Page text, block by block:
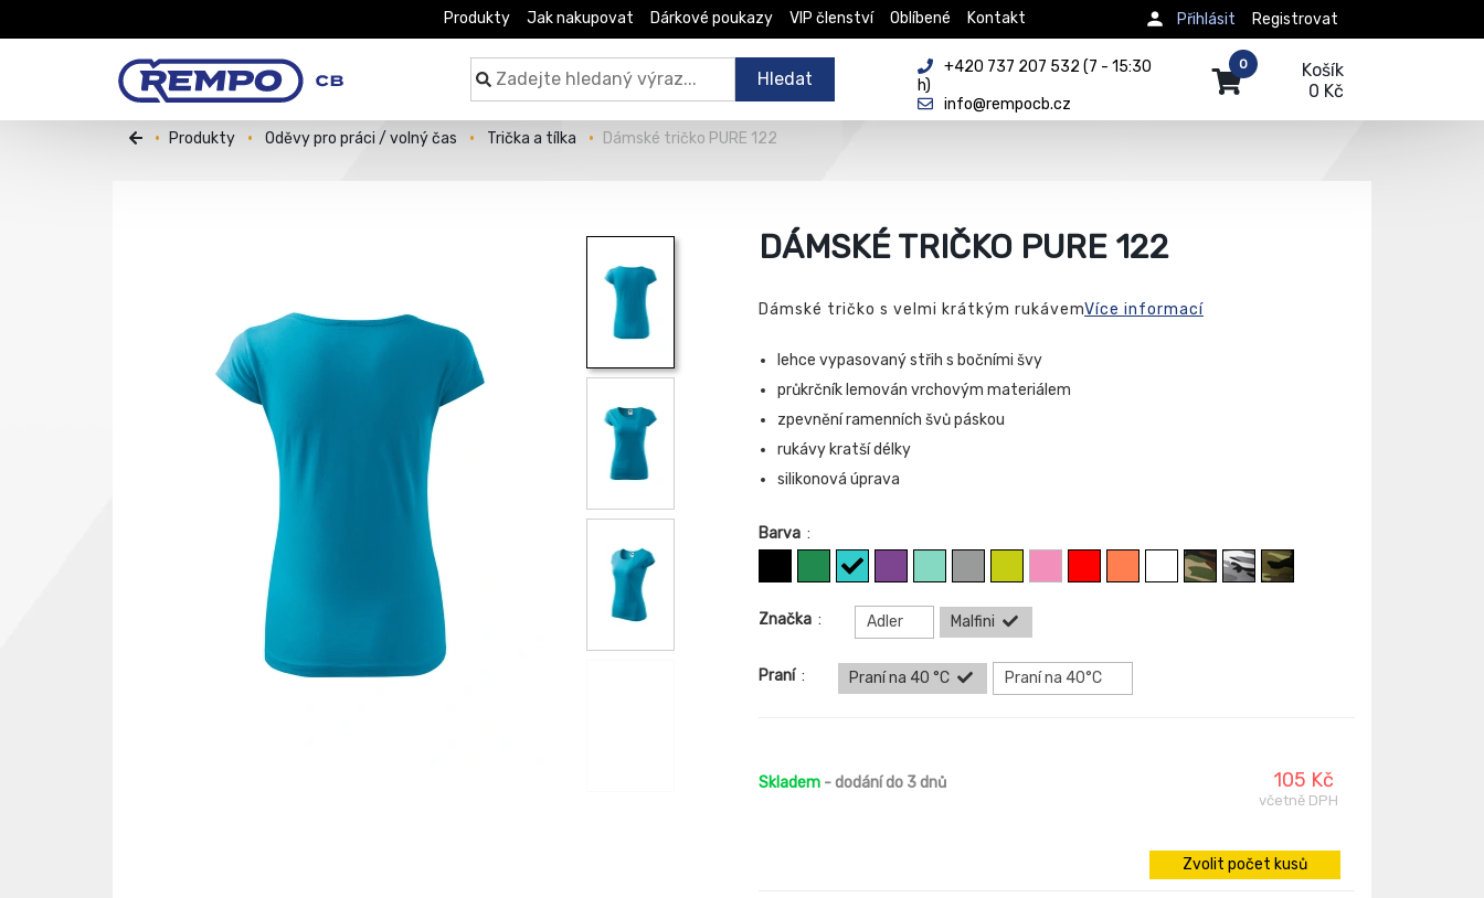
Produkty Jak nakupovat Dárkové poukazy VIP členství Oblíbené Kontakt Registrovat
Přihlásit
Hledat
+420 737 207 532 (7 - 15:30
h)
info@rempocb.cz
Košík
0 Kč
0
Produkty Oděvy pro práci / volný čas Trička a tílka Dámské tričko PURE 122
DÁMSKÉ TRIČKO PURE 122
Dámské tričko s velmi krátkým rukávemVíce informací
lehce vypasovaný střih s bočními švy
průkrčník lemován vrchovým materiálem
zpevnění ramenních švů páskou
rukávy kratší délky
silikonová úprava
Barva :
Značka : Adler Malfini
Praní : Praní na 40 °C Praní na 40°C
Skladem - dodání do 3 dnů 105 Kč
včetně DPH
Zvolit počet kusů